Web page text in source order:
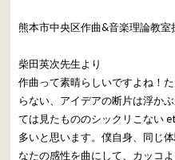
熊本市中央区作曲&音楽理論教
柴田英次先生より
作曲って素晴らしいですよね！
らない、アイデアの断片は浮か
ては見たもののシックリこない
多いと思います。僕自身、同じ
なたの感性を曲にして、カッコ